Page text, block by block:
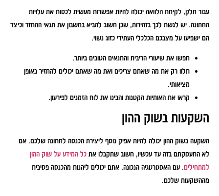
עבור חלק, לקיחת הלוואה יכולה להיות אפשרות מעשית לכסות את עלויות
החתונה. יש לגשת לכך בזהירות, שכן חשוב להביא בחשבון את תנאי ההחזר וכיצד
הם ישפיעו על מצבכם הכלכלי העתידי כזוג נשוי.
חפשו את שיעורי הריבית והתנאים הטובים ביותר.
תלוו רק את מה שאתם צריכים ואת מה שאתם יכולים להחזיר באופן
מציאותי.
קראו את האותיות הקטנות והבינו את לוח הזמנים לפירעון.
השקעות בשוק ההון
השקעה בשוק ההון יכולה להיות אפיק נוסף ליצירת הכנסה לחתונה שלכם. אם
לא התעסקתם בזה עד עכשיו, חשוב שתקבלו אתכל המידע על שוק ההון
למתחילים. עם האסטרטגיה הנכונה, אתם יכולים ליהנות מהכנסה פסיבית
מההשקעות שלכם.